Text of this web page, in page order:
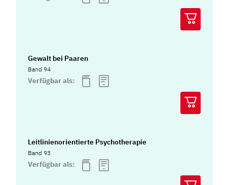
Gewalt bei Paaren
Band 94
Verfügbar als:
Leitlinienorientierte Psychotherapie
Band 93
Verfügbar als: